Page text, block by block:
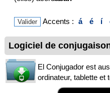
Accents : á é í
Logiciel de
El Conjugador est
ordinateur, tablette et